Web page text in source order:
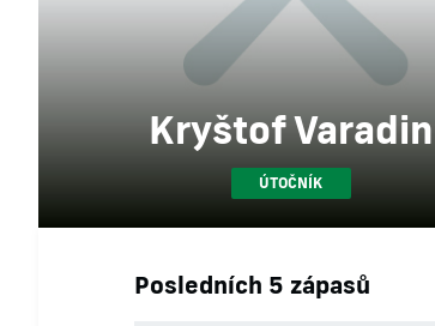
Kryštof Varadin
ÚTOČNÍK
Posledních 5 zápasů